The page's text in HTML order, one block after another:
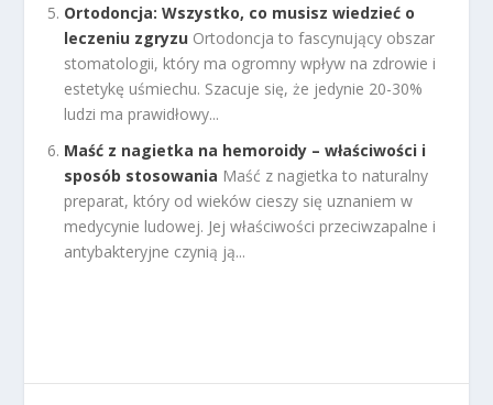
Ortodoncja: Wszystko, co musisz wiedzieć o
leczeniu zgryzu Ortodoncja to fascynujący obszar
stomatologii, który ma ogromny wpływ na zdrowie i
estetykę uśmiechu. Szacuje się, że jedynie 20-30%
ludzi ma prawidłowy...
Maść z nagietka na hemoroidy – właściwości i
sposób stosowania Maść z nagietka to naturalny
preparat, który od wieków cieszy się uznaniem w
medycynie ludowej. Jej właściwości przeciwzapalne i
antybakteryjne czynią ją...